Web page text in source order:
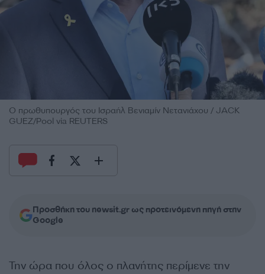
Ο πρωθυπουργός του Ισραήλ Βενιαμίν Νετανιάχου / JACK
GUEZ/Pool via REUTERS
Προσθήκη του newsit.gr ως προτεινόμενη πηγή στην
Google
Την ώρα που όλος ο πλανήτης περίμενε την